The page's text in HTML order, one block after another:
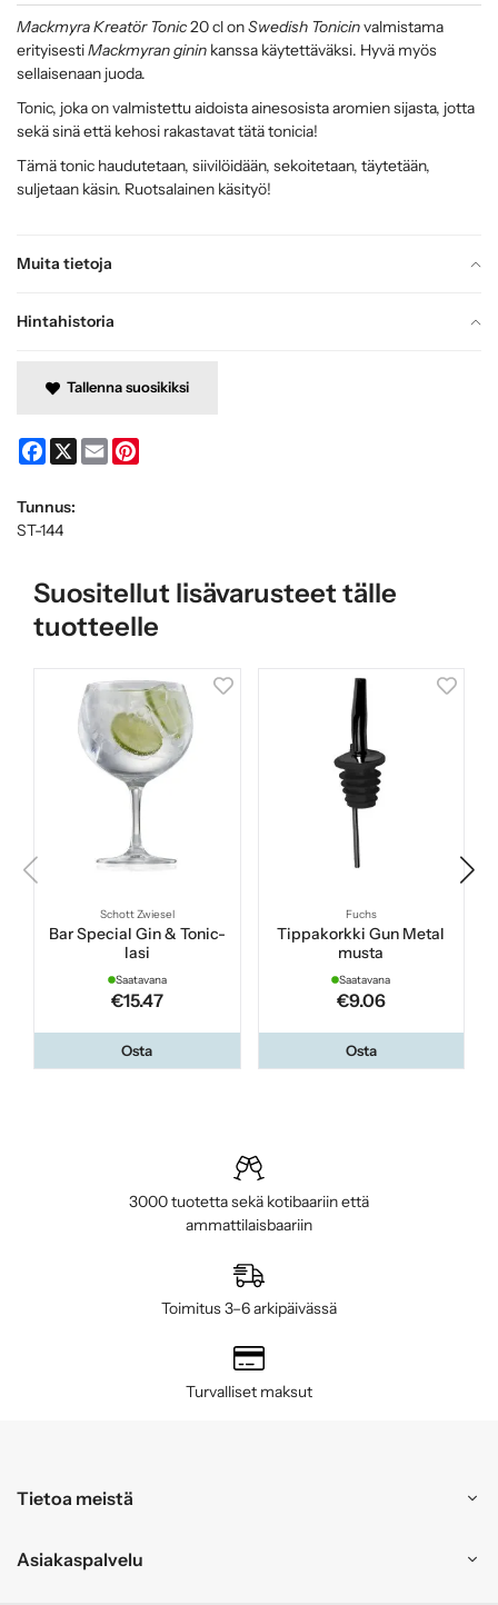
Muita tietoja
Hintahistoria
Mackmyra Kreatör Tonic20 cl onSwedish Tonicinvalmistama
erityisestiMackmyran ginin kanssa käytettäväksi. Hyvä myös
sellaisenaan juoda.
Tonic, joka on valmistettu aidoista ainesosista aromien sijasta, jotta
sekä sinä että kehosi rakastavat tätä tonicia!
Tämä tonic haudutetaan, siivilöidään, sekoitetaan, täytetään,
suljetaan käsin. Ruotsalainen käsityö!
Tallenna suosikiksi
Facebook
X Email
Tunnus:
ST-144
Suositellut lisävarusteet tälle
tuotteelle
Schott Zwiesel
Bar Special Gin & Tonic-
lasi
Saatavana
€15.47
Osta
Fuchs
Tippakorkki Gun Metal
musta
Saatavana
€9.06
Osta
3000 tuotetta sekä kotibaariin että
ammattilaisbaariin
Toimitus 3–6 arkipäivässä
Turvalliset maksut
Tietoa meistä
Asiakaspalvelu